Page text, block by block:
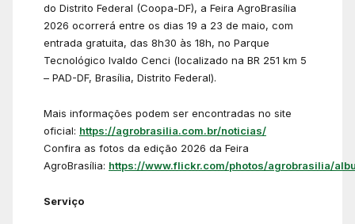
do Distrito Federal (Coopa-DF), a Feira AgroBrasília
2026 ocorrerá entre os dias 19 a 23 de maio, com
entrada gratuita, das 8h30 às 18h, no Parque
Tecnológico Ivaldo Cenci (localizado na BR 251 km 5
– PAD-DF, Brasília, Distrito Federal).
Mais informações podem ser encontradas no site
oficial: https://agrobrasilia.com.br/noticias/
Confira as fotos da edição 2026 da Feira
AgroBrasília: https://www.flickr.com/photos/agrobrasilia/
Serviço